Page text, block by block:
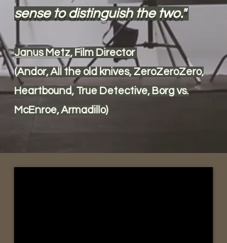
sense to distinguish the two."
Janus Metz, Film Director
(Andor, All the old knives, ZeroZeroZero,
Heartbound, True Detective, Borg vs.
McEnroe, Armadillo)